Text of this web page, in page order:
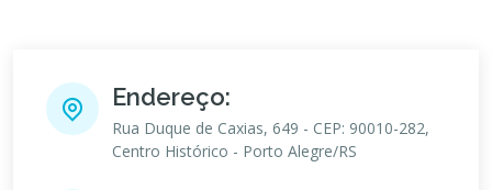
Endereço:
Rua Duque de Caxias, 649 - CEP: 90010-282,
Centro Histórico - Porto Alegre/RS